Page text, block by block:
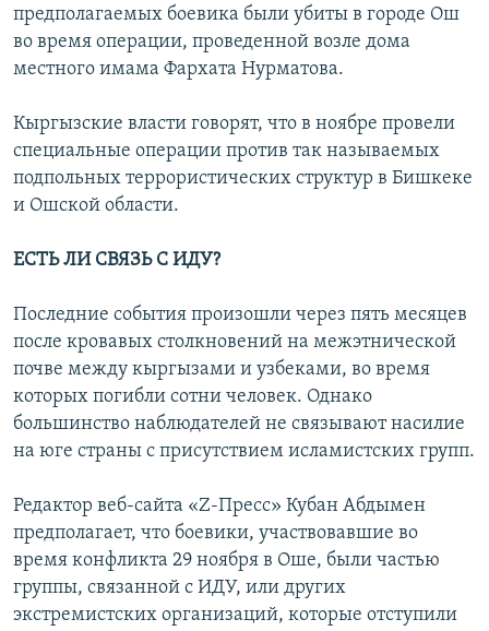
предполагаемых боевика были убиты в городе Ош
во время операции, проведенной возле дома
местного имама Фархата Нурматова.
Кыргызские власти говорят, что в ноябре провели
специальные операции против так называемых
подпольных террористических структур в Бишкеке
и Ошской области.
ЕСТЬ ЛИ СВЯЗЬ С ИДУ?
Последние события произошли через пять месяцев
после кровавых столкновений на межэтнической
почве между кыргызами и узбеками, во время
которых погибли сотни человек. Однако
большинство наблюдателей не связывают насилие
на юге страны с присутствием исламистских групп.
Редактор веб-сайта «Z-Пресс» Кубан Абдымен
предполагает, что боевики, участвовавшие во
время конфликта 29 ноября в Оше, были частью
группы, связанной с ИДУ, или других
экстремистских организаций, которые отступили